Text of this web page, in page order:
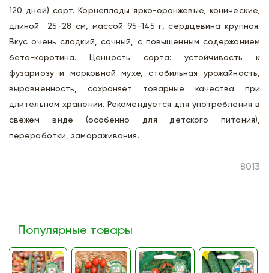
120 дней) сорт. Корнеплоды ярко-оранжевые, конические,
длиной 25-28 см, массой 95-145 г, сердцевина крупная.
Вкус очень сладкий, сочный, с повышенным содержанием
бета-каротина. Ценность сорта: устойчивость к
фузариозу и морковной мухе, стабильная урожайность,
выравненность, сохраняет товарные качества при
длительном хранении. Рекомендуется для употребления в
свежем виде (особенно для детского питания),
переработки, замораживания.
8013
Популярные товары